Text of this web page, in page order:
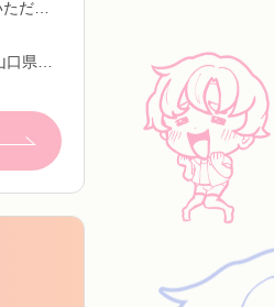
8:00～05:00でシフト希望を出していただいて、シフトを作ります！
山口県周南市住吉町2-7 徳山ルーム山口県下松市南花岡 下松ルーム